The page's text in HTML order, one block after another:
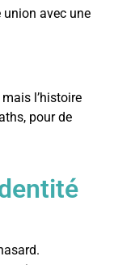
union avec une
l’histoire
pour de